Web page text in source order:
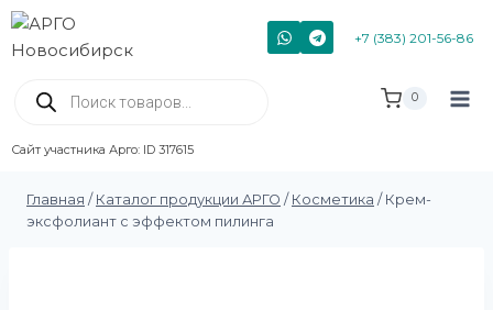
+7 (383) 201-56-86
Сайт участника Арго: ID 317615
0
Главная / Каталог продукции АРГО / Косметика / Крем-
эксфолиант с эффектом пилинга